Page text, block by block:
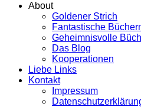
About
Goldener Strich
Fantastische
Geheimnisvolle
Das Blog
Kooperationen
Liebe Links
Kontakt
Impressum